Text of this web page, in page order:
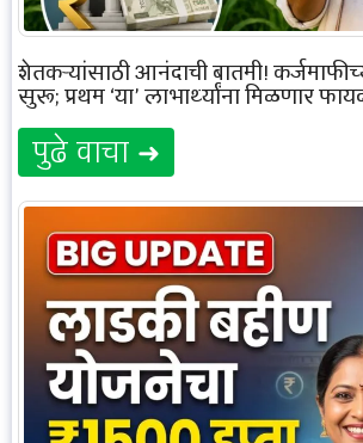
शेतकऱ्यांसाठी आनंदाची बातमी!
सुरू; प्रथम ‘या’ लाभार्थ्यांना मिळणार
पुढे वाचा ➜